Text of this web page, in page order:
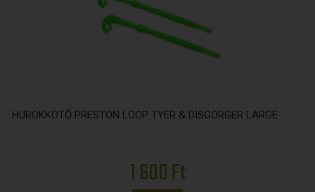
HUROKKÖTŐ PRESTON LOOP TYER & DISGORGER LARGE
1 600 Ft